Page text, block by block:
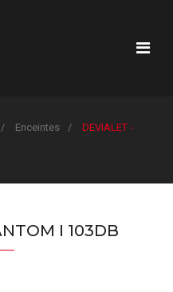
Enceintes
DEVIALET -
I 103DB